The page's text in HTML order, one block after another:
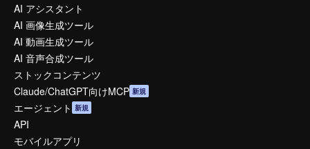
AI アシスタント
AI 画像生成ツール
AI 動画生成ツール
AI 音声合成ツール
ストックコンテンツ
Claude/ChatGPT向けMCP 新規
エージェント 新規
API
モバイルアプリ